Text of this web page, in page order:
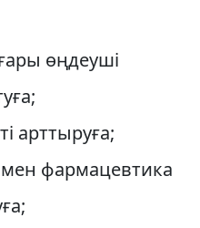
өңдеуші
арттыруға;
фармацевтика